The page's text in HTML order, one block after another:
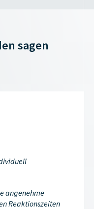
sagen
angenehme
Reaktionszeiten